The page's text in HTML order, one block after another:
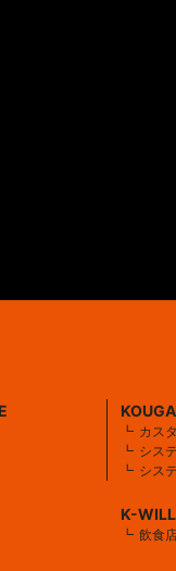
カス
シス
シス
K-
飲食